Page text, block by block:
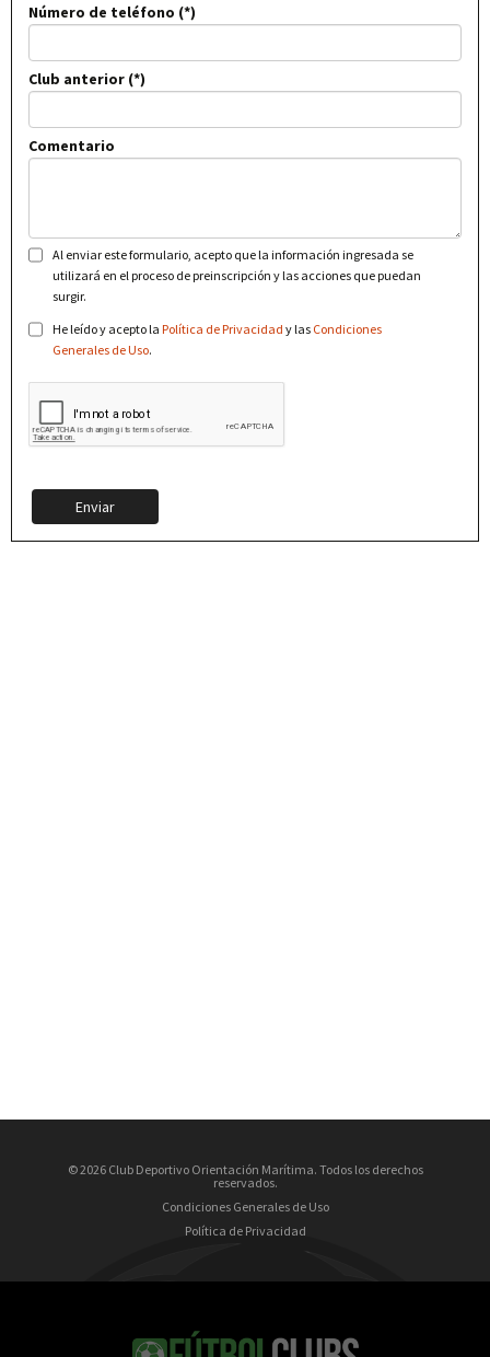
Número de teléfono
Club anterior
Comentario
Al enviar este formulario, acepto que la información ingresada se
utilizará en el proceso de preinscripción y las acciones que puedan
surgir.
He leído y acepto la Política de Privacidad y las Condiciones
Generales de Uso.
Enviar
© 2026 Club Deportivo Orientación Marítima. Todos los derechos
reservados.
Condiciones Generales de Uso
Política de Privacidad